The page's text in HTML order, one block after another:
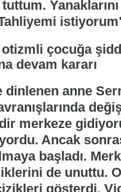
dinlenen anne
merkeze
Ancak
başladı.
de unuttu.
gösterdi.